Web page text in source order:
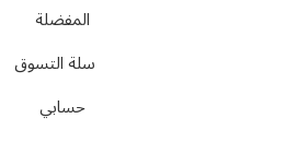
المفضلة
سلة التسوق
حسابي